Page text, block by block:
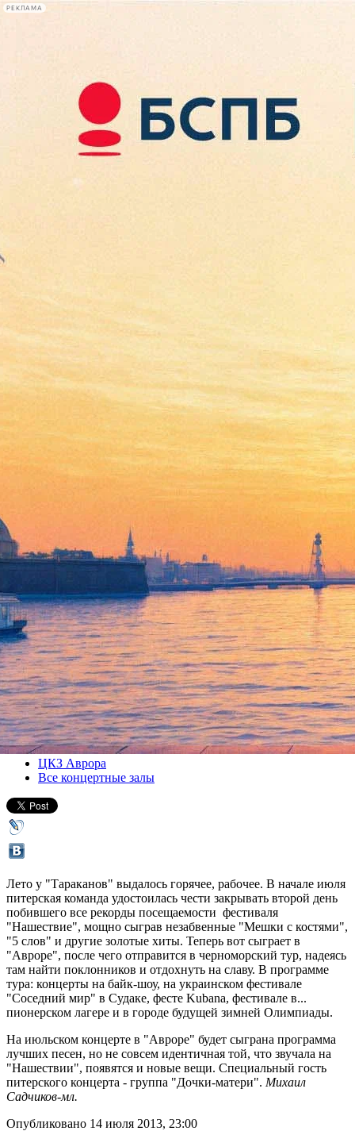
РЕКЛАМА
Сегодня:
2026.08.08
07:02
Афиша Plus
Концерт группы «Тараканы»
19 июля 2013, пятница,20.00
Версия для печати
Все концерты
ЦКЗ Аврора
Все концертные залы
Лето у "Тараканов" выдалось горячее, рабочее. В начале июля
питерская команда удостоилась чести закрывать второй день
побившего все рекорды посещаемости фестиваля
"Нашествие", мощно сыграв незабвенные "Мешки с костями",
"5 слов" и другие золотые хиты. Теперь вот сыграет в
"Авроре", после чего отправится в черноморский тур, надеясь
там найти поклонников и отдохнуть на славу. В программе
тура: концерты на байк-шоу, на украинском фестивале
"Соседний мир" в Судаке, фесте Kubana, фестивале в...
пионерском лагере и в городе будущей зимней Олимпиады.
На июльском концерте в "Авроре" будет сыграна программа
лучших песен, но не совсем идентичная той, что звучала на
"Нашествии", появятся и новые вещи. Специальный гость
питерского концерта - группа "Дочки-матери". Михаил
Садчиков-мл.
Опубликовано 14 июля 2013, 23:00